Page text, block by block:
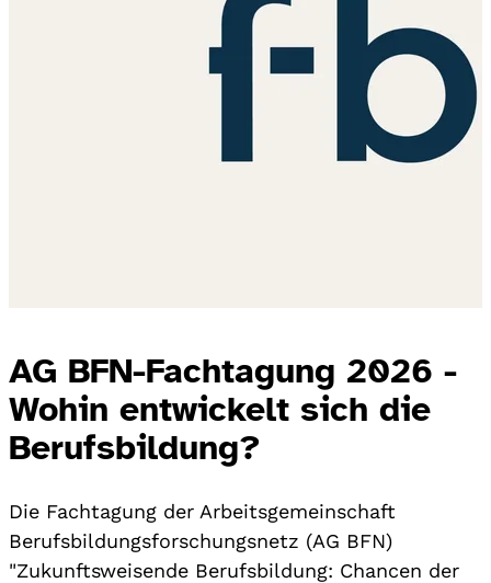
AG BFN-Fachtagung 2026 -
Wohin entwickelt sich die
Berufsbildung?
Die Fachtagung der Arbeitsgemeinschaft
Berufsbildungsforschungsnetz (AG BFN)
"Zukunftsweisende Berufsbildung: Chancen der